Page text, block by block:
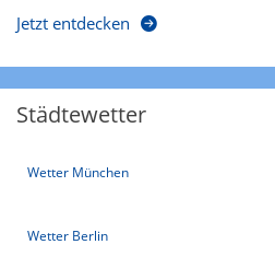
Jetzt entdecken
Städtewetter
Wetter München
Wetter Berlin